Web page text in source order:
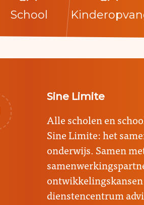
School
Sine Limite
Alle scholen en
Sine Limite: het
onderwijs. Samen
dienstencentrum